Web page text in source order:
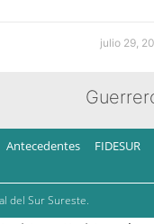
julio 29,
Antecedentes FIDESUR
del Sur Sureste.